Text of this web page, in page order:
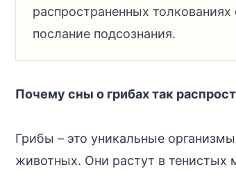
распространенных
послание подсознания.
Почему сны о грибах так
Грибы – это уникальные
животных. Они растут в тенистых